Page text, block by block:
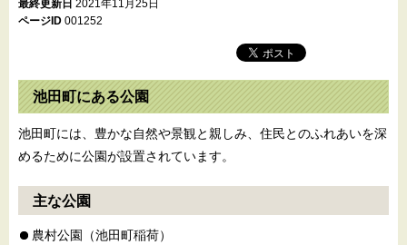
最終更新日 2021年11月25日
ページID 001252
池田町にある公園
池田町には、豊かな自然や景観と親しみ、住民とのふれあいを深
めるために公園が設置されています。
主な公園
農村公園（池田町稲荷）